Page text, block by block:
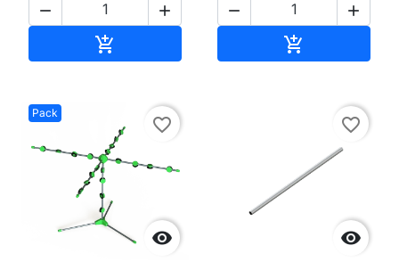
 

 

Pack

favorite_border

favorite_border